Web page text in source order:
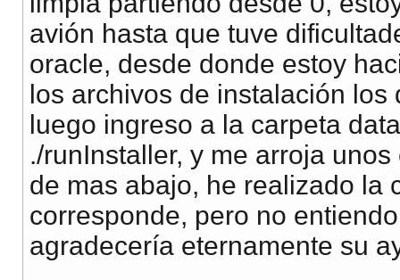
avión hasta que tuve
oracle, desde donde estoy
los archivos de instalación
luego ingreso a la carpeta
./runInstaller, y me arroja
de mas abajo, he realizado la
corresponde, pero no
agradecería eternamente su